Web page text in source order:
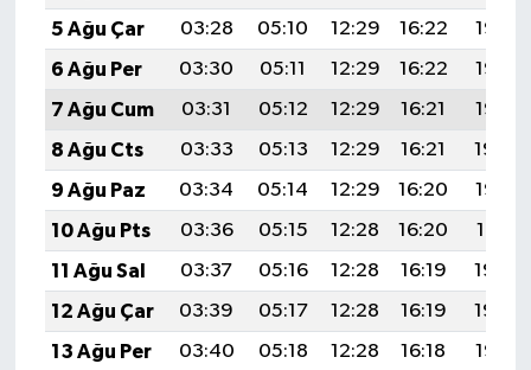
5 Ağu Çar
03:28 05:10 12:29 16:22
19:38
6 Ağu Per
03:30 05:11 12:29 16:22
19:36
7 Ağu Cum
03:31 05:12 12:29 16:21
19:35
8 Ağu Cts
03:33 05:13 12:29 16:21
19:34
9 Ağu Paz
03:34 05:14 12:29 16:20
19:33
10 Ağu Pts
03:36 05:15 12:28 16:20
19:31
11 Ağu Sal
03:37 05:16 12:28 16:19
19:30
12 Ağu Çar
03:39 05:17 12:28 16:19
19:29
13 Ağu Per
03:40 05:18 12:28 16:18
19:28